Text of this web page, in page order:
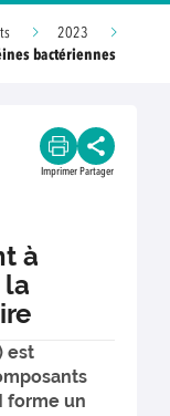
2023
bactériennes
à
la
Imprimer Partager
est
forme un